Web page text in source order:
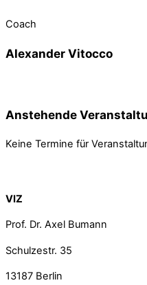
Coach
Alexander Vitocco
Anstehende
Keine Termine für
VIZ
Prof. Dr. Axel Bumann
Schulzestr. 35
13187 Berlin